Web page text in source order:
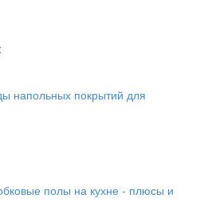
напольных покрытий для
полы на кухне - плюсы и